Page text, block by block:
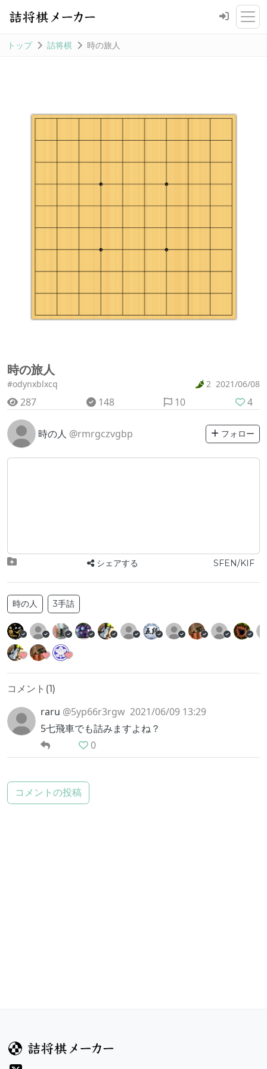
トップ 詰将棋 時の旅人
時の旅人
#odynxblxcq 2 2021/06/08
287 148 10 4
時の人 @rmrgczvgbp フォロー
シェアする SFEN/KIF
時の人 3手詰
コメント(1)
raru @5yp66r3rgw 2021/06/09 13:29
5七飛車でも詰みますよね？
0
コメントの投稿